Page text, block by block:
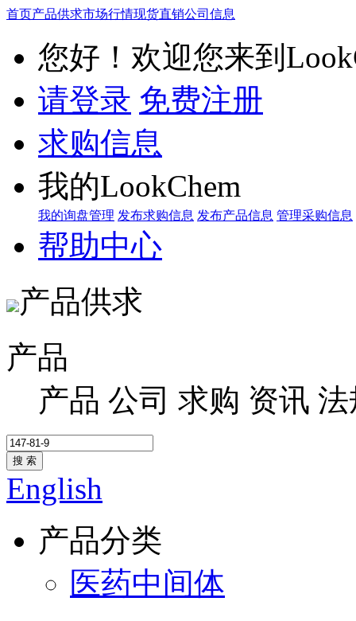
首页产品供求市场行情现货直销公司信息
您好！欢迎您来到
请登录 免费注册
求购信息
我的LookChem
我的询盘管理 发布求购信息 发布产品信息 管理采购信息
帮助中心
产品供求
产品
产品 公司 求购 资讯 法
搜 索
English
产品分类
医药中间体